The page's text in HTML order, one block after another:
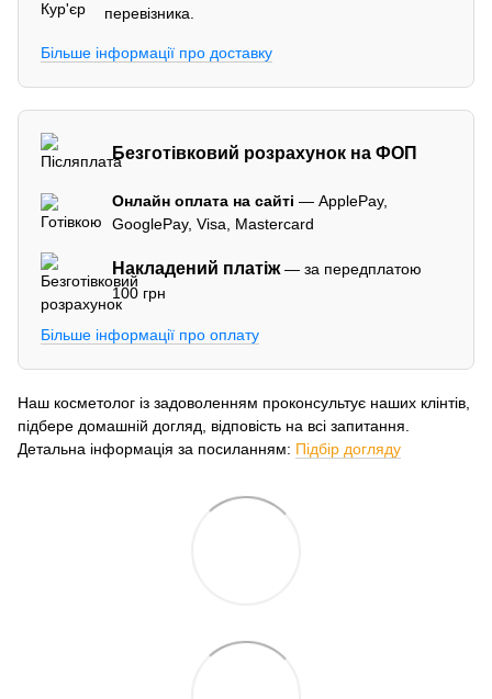
перевізника.
Більше інформації про доставку
Безготівковий розрахунок на ФОП
Онлайн оплата на сайті — ApplePay,
GooglePay, Visa, Mastercard
Накладений платіж— за передплатою
100 грн
Більше інформації про оплату
Наш косметолог із задоволенням проконсультує наших клінтів,
підбере домашній догляд, відповість на всі запитання.
Детальна інформація за посиланням: Підбір догляду